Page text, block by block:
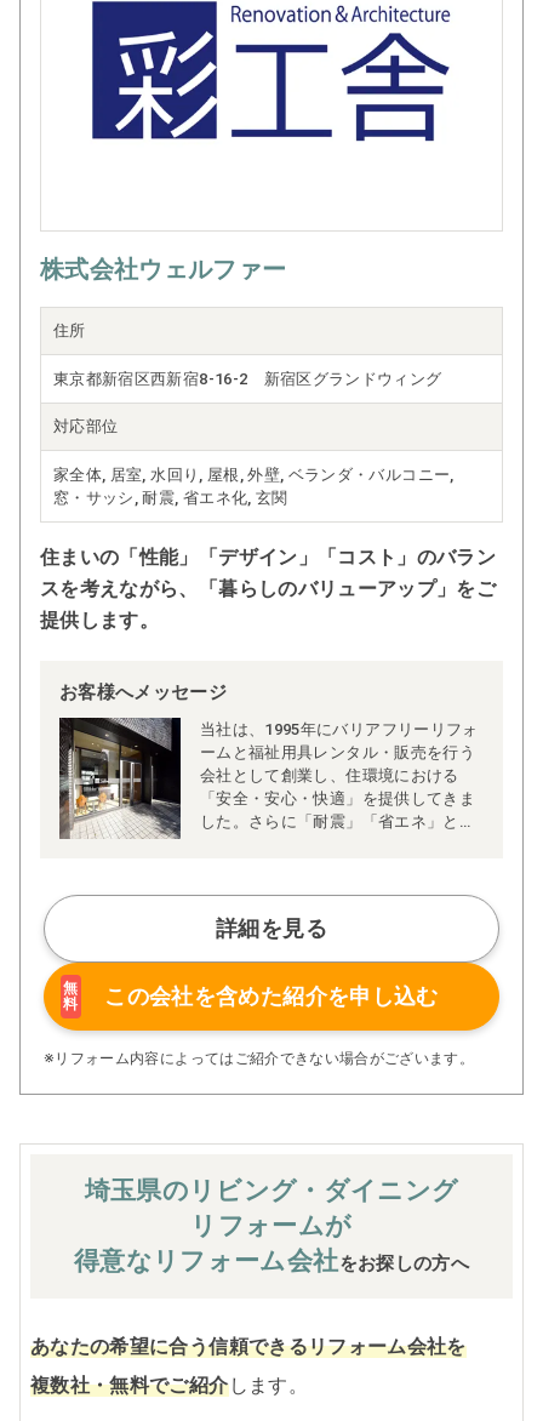
じて毎日元気に楽しく快適な暮らしを
つくりたいと考えています。
株式会社ウェルファー
住所
東京都新宿区西新宿8-16-2 新宿区グランドウィング
対応部位
家全体, 居室, 水回り, 屋根, 外壁, ベランダ・バルコニー,
窓・サッシ, 耐震, 省エネ化, 玄関
住まいの「性能」「デザイン」「コスト」のバラン
スを考えながら、「暮らしのバリューアップ」をご
提供します。
お客様へメッセージ
当社は、1995年にバリアフリーリフォ
ームと福祉用具レンタル・販売を行う
会社として創業し、住環境における
「安全・安心・快適」を提供してきま
した。さらに「耐震」「省エネ」とい
計・施工を行っております。
詳細を見る
無
料
この会社を含めた紹介を申し込む
※リフォーム内容によってはご紹介できない場合がございます。
埼玉県のリビング・ダイニング
リフォームが
得意なリフォーム会社をお探しの方へ
あなたの希望に合う信頼できるリフォーム会社を
複数社・無料でご紹介します。